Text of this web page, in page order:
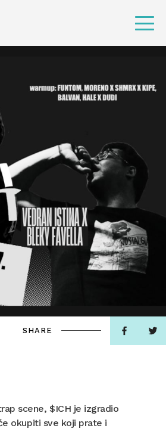
SHARE
scene, $ICH je izgradio
okupiti sve koji prate i